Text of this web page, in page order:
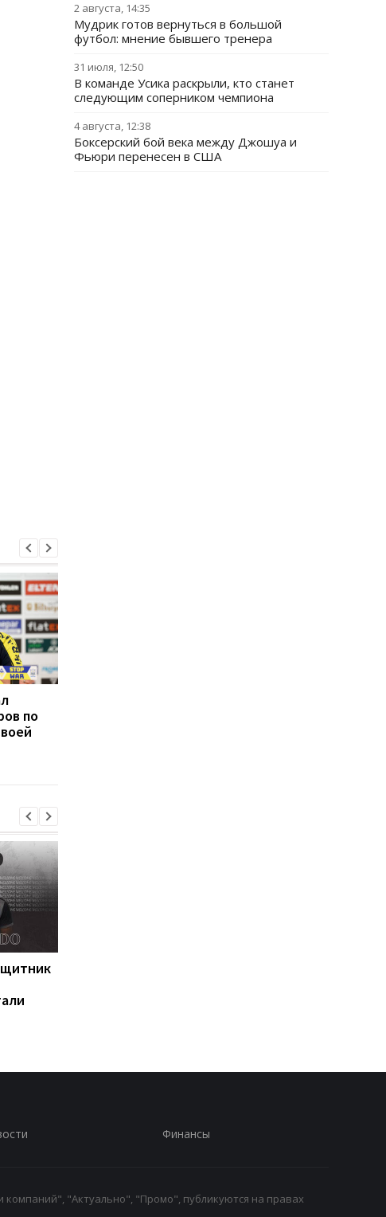
по
2 августа, 14:35
Мудрик готов вернуться в большой
футбол: мнение бывшего тренера
31 июля, 12:50
В команде Усика раскрыли, кто станет
следующим соперником чемпиона
4 августа, 12:38
Боксерский бой века между Джошуа и
Фьюри перенесен в США
Финансы
"Актуально", "Промо", публикуются на правах